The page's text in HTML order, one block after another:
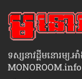
ទស្សនាវដ្ដីមនោរម្យ.អ